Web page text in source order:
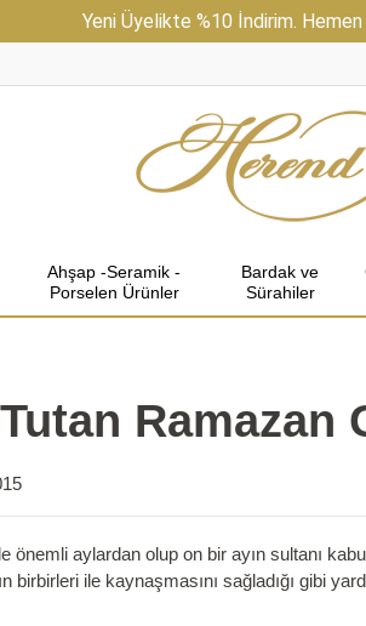
Yeni Üyelikte %10 İndirim. Hemen
Ahşap -Seramik -
Porselen Ürünler
Bardak ve
Sürahiler
Ramazan
önemli aylardan olup on bir ayın sultanı
birbirleri ile kaynaşmasını sağladığı gibi